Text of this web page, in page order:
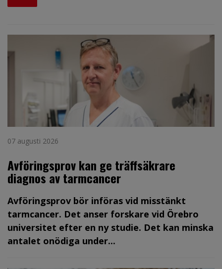
07 augusti 2026
Avföringsprov kan ge träffsäkrare
diagnos av tarmcancer
Avföringsprov bör införas vid misstänkt
tarmcancer. Det anser forskare vid Örebro
universitet efter en ny studie. Det kan minska
antalet onödiga under...